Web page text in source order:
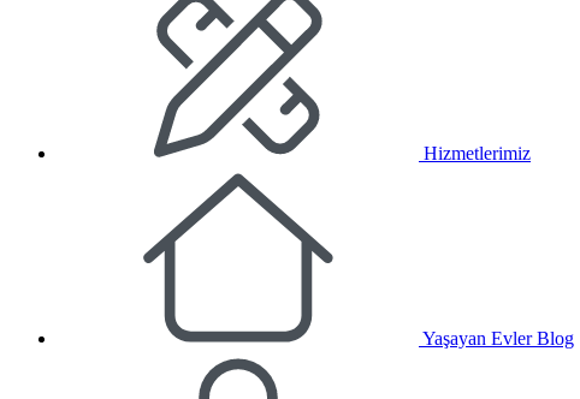
Hizmetlerimiz
Yaşayan Evler Blog